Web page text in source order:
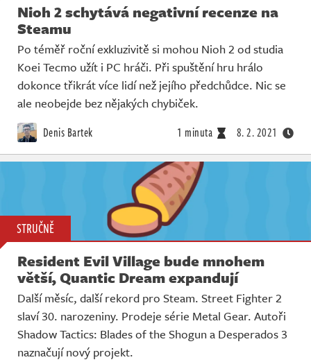
Nioh 2 schytává negativní recenze na
Steamu
Po téměř roční exkluzivitě si mohou Nioh 2 od studia
Koei Tecmo užít i PC hráči. Při spuštění hru hrálo
dokonce třikrát více lidí než jejího předchůdce. Nic se
ale neobejde bez nějakých chybiček.
Denis Bartek 1 minuta 8. 2. 2021
STRUČNĚ
Resident Evil Village bude mnohem
větší, Quantic Dream expandují
Další měsíc, další rekord pro Steam. Street Fighter 2
slaví 30. narozeniny. Prodeje série Metal Gear. Autoři
Shadow Tactics: Blades of the Shogun a Desperados 3
naznačují nový projekt.